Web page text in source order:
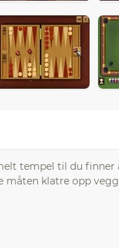
tempel til du finner
klatre opp